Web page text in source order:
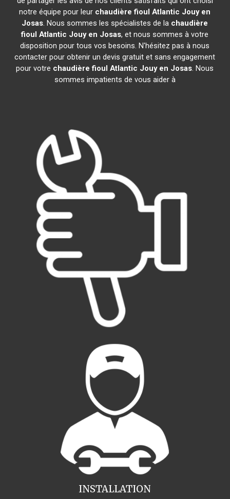
notre équipe pour leur chaudière fioul Atlantic Jouy en
Josas. Nous sommes les spécialistes de la chaudière
fioul Atlantic Jouy en Josas, et nous sommes à votre
disposition pour tous vos besoins. N'hésitez pas à nous
contacter pour obtenir un devis gratuit et sans engagement
pour votre chaudière fioul Atlantic Jouy en Josas. Nous
sommes impatients de vous aider à
INSTALLATION